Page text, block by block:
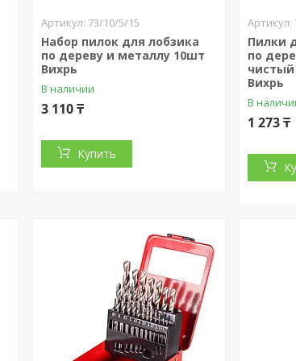
73/10/5/15
Набор пилок для лобзика
по дереву и металлу 10шт
Вихрь
В наличии
3 110 ₸
Купить
Пилки
по
Вихрь
В
1 273 ₸